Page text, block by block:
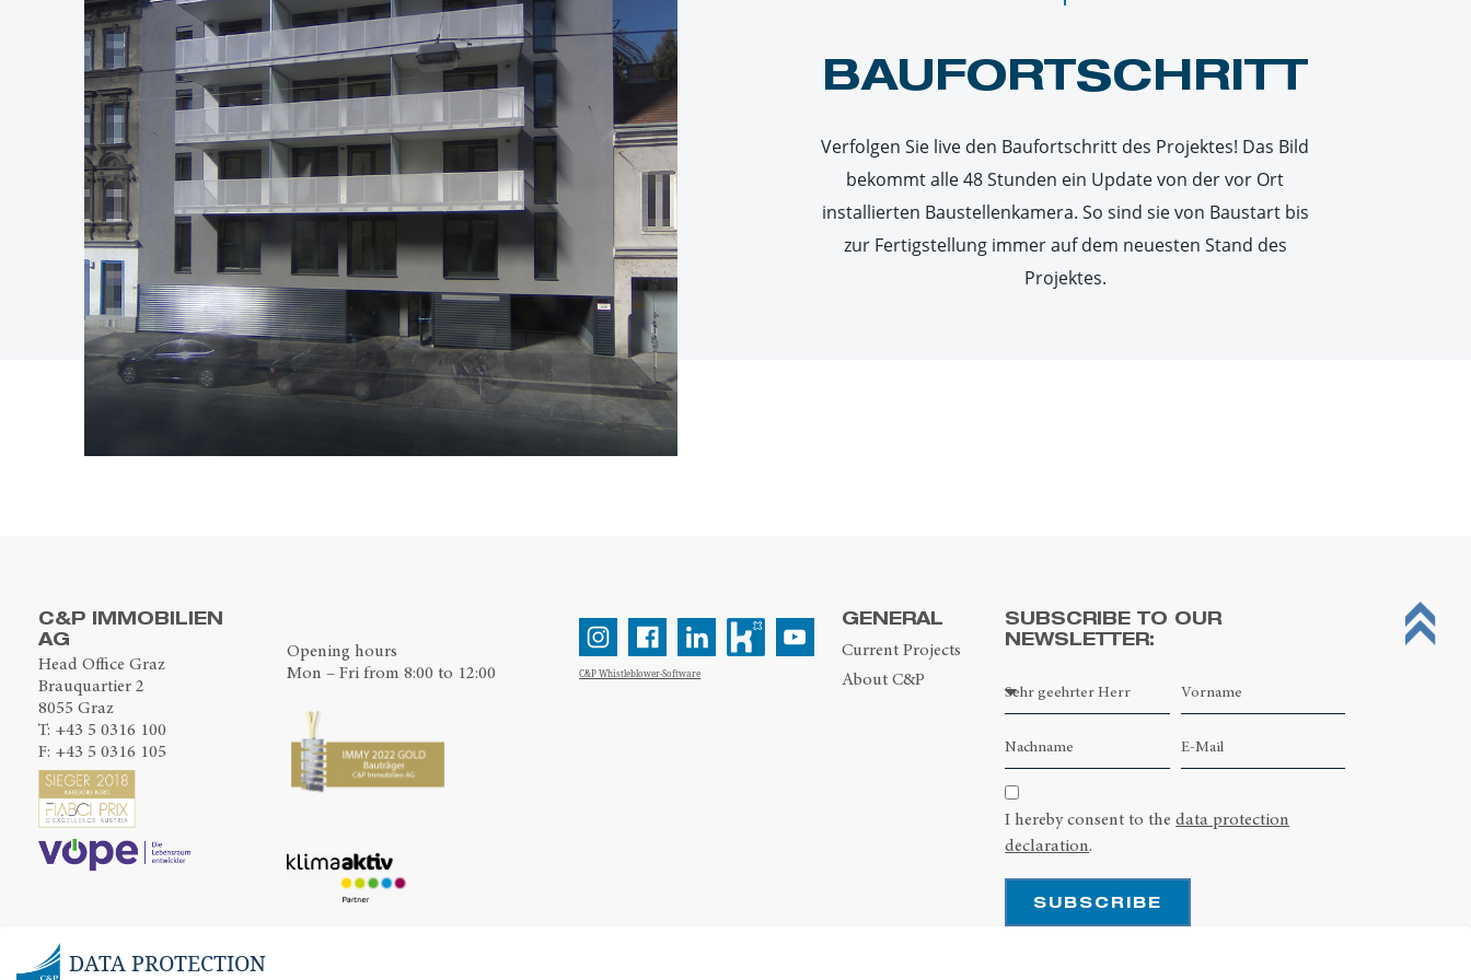
BAUFORTSCHRITT
Verfolgen Sie live den Baufortschritt des Projektes! Das Bild
bekommt alle 48 Stunden ein Update von der vor Ort
installierten Baustellenkamera. So sind sie von Baustart bis
zur Fertigstellung immer auf dem neuesten Stand des
Projektes.
C&P IMMOBILIEN
AG
Head Office Graz
Brauquartier 2
8055 Graz
T: +43 5 0316 100
F: +43 5 0316 105
Opening hours
Mon – Fri from 8:00 to 12:00
C&P Whistleblower-Software
GENERAL
Current Projects
About C&P
SUBSCRIBE TO OUR
NEWSLETTER:
I hereby consent to thedata protection
declaration.
SUBSCRIBE
DATA PROTECTION